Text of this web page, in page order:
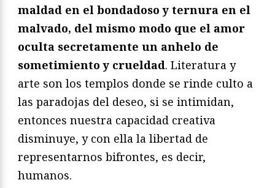
maldad en el bondadoso y ternura en el
malvado, del mismo modo que el amor
oculta secretamente un anhelo de
sometimiento y crueldad. Literatura y
arte son los templos donde se rinde culto a
las paradojas del deseo, si se intimidan,
entonces nuestra capacidad creativa
disminuye, y con ella la libertad de
representarnos bifrontes, es decir,
humanos.